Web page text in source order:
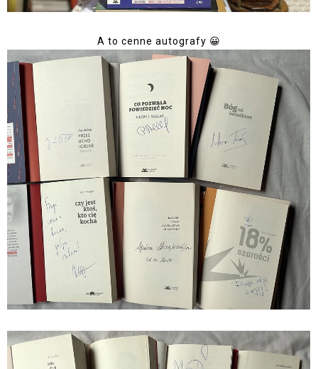
A to cenne autografy 😀